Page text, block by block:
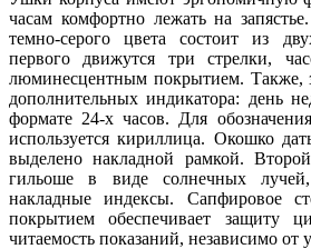
часам комфортно лежать на
темно-серого цвета состоит из
первого движутся три стрелки,
люминесцентным покрытием. Также,
дополнительных индикатора: день
формате 24-х часов. Для
используется кириллица. Окошко
выделено накладной рамкой.
гильоше в виде солнечных
накладные индексы. Сапфировое
покрытием обеспечивает защиту
читаемость показаний, независимо от